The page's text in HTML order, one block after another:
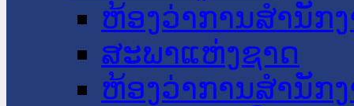
ຫ້ອງວ່າການສໍານັກ
ສະພາແຫ່ງຊາດ
ຫ້ອງວ່າການສຳນັກ